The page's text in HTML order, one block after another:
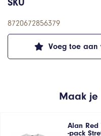
Voeg toe aan
8720672856379
Maak je
Alan Red
-pack